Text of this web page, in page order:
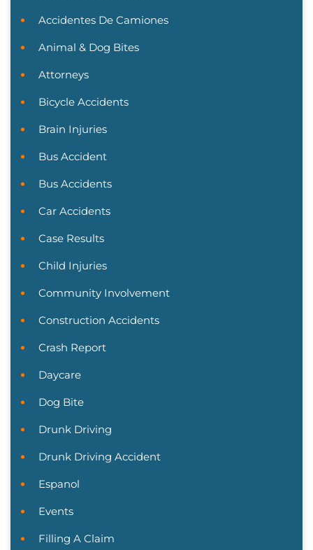
Accidentes De Camiones
Animal & Dog Bites
Attorneys
Bicycle Accidents
Brain Injuries
Bus Accident
Bus Accidents
Car Accidents
Case Results
Child Injuries
Community Involvement
Construction Accidents
Crash Report
Daycare
Dog Bite
Drunk Driving
Drunk Driving Accident
Espanol
Events
Filling A Claim